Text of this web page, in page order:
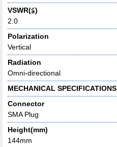
VSWR(≦)
2.0
Polarization
Vertical
Radiation
Omni-directional
MECHANICAL SPECIFICATIONS
Connector
SMA Plug
Height(mm)
144mm